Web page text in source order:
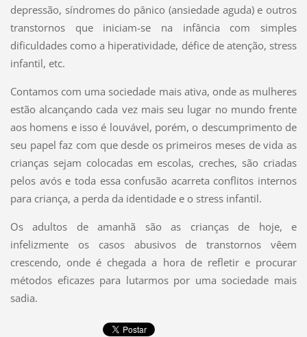
depressão, síndromes do pânico (ansiedade aguda) e outros
transtornos que iniciam-se na infância com simples
dificuldades como a hiperatividade, défice de atenção, stress
infantil, etc.
Contamos com uma sociedade mais ativa, onde as mulheres
estão alcançando cada vez mais seu lugar no mundo frente
aos homens e isso é louvável, porém, o descumprimento de
seu papel faz com que desde os primeiros meses de vida as
crianças sejam colocadas em escolas, creches, são criadas
pelos avós e toda essa confusão acarreta conflitos internos
para criança, a perda da identidade e o stress infantil.
Os adultos de amanhã são as crianças de hoje, e
infelizmente os casos abusivos de transtornos vêem
crescendo, onde é chegada a hora de refletir e procurar
métodos eficazes para lutarmos por uma sociedade mais
sadia.